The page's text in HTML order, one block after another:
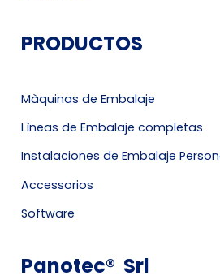
PRODUCTOS
Màquinas de Embalaje
Lìneas de Embalaje completas
Instalaciones de Embalaje
Accessorios
Software
Panotec® Srl